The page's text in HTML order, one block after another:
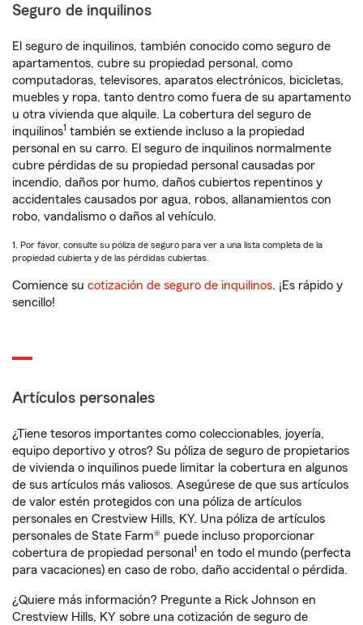
Seguro de inquilinos
El seguro de inquilinos, también conocido como seguro de
apartamentos, cubre su propiedad personal, como
computadoras, televisores, aparatos electrónicos, bicicletas,
muebles y ropa, tanto dentro como fuera de su apartamento
u otra vivienda que alquile. La cobertura del seguro de
inquilinos1 también se extiende incluso a la propiedad
personal en su carro. El seguro de inquilinos normalmente
cubre pérdidas de su propiedad personal causadas por
incendio, daños por humo, daños cubiertos repentinos y
accidentales causados por agua, robos, allanamientos con
robo, vandalismo o daños al vehículo.
1. Por favor, consulte su póliza de seguro para ver a una lista completa de la
propiedad cubierta y de las pérdidas cubiertas.
Comience su cotización de seguro de inquilinos. ¡Es rápido y
sencillo!
Artículos personales
¿Tiene tesoros importantes como coleccionables, joyería,
equipo deportivo y otros? Su póliza de seguro de propietarios
de vivienda o inquilinos puede limitar la cobertura en algunos
de sus artículos más valiosos. Asegúrese de que sus artículos
de valor estén protegidos con una póliza de artículos
personales en Crestview Hills, KY. Una póliza de artículos
personales de State Farm® puede incluso proporcionar
cobertura de propiedad personal 1 en todo el mundo (perfecta
para vacaciones) en caso de robo, daño accidental o pérdida.
¿Quiere más información? Pregunte a Rick Johnson en
Crestview Hills, KY sobre una cotización de seguro de